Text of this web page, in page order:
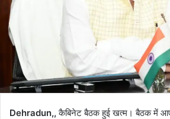
Dehradun,, कैबिनेट बैठक हुई खत्म। बैठक में आए